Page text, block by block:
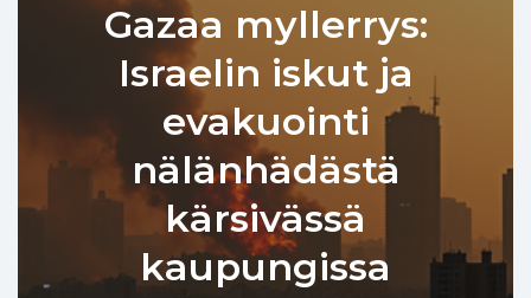
Gazaa myllerrys:
Israelin iskut ja
evakuointi
nälänhädästä
kärsivässä
kaupungissa